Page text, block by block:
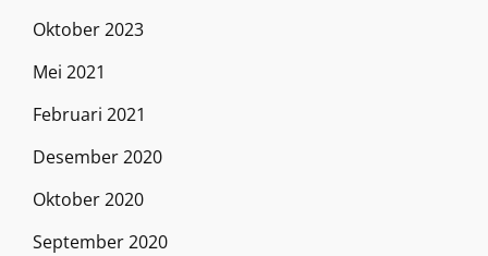
Oktober 2023
Mei 2021
Februari 2021
Desember 2020
Oktober 2020
September 2020